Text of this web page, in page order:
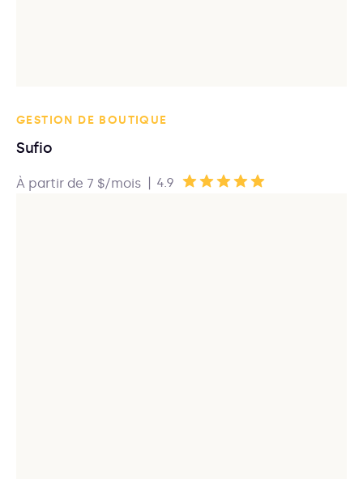
GESTION DE BOUTIQUE
Sufio
À partir de 7 $/mois | 4.9